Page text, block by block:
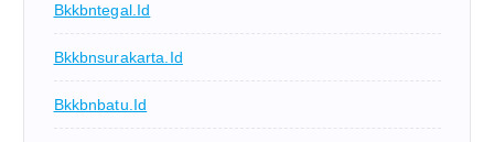
Bkkbntegal.id
Bkkbnsurakarta.id
Bkkbnbatu.id